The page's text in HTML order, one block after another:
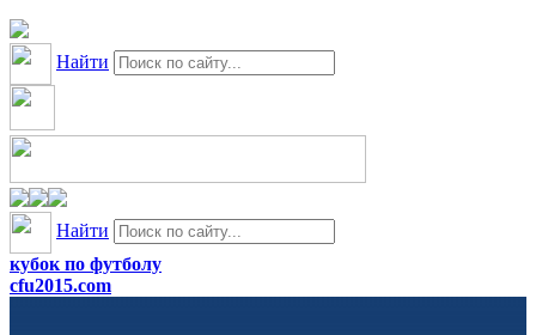
Найти
Найти
кубок по футболу
cfu2015.com